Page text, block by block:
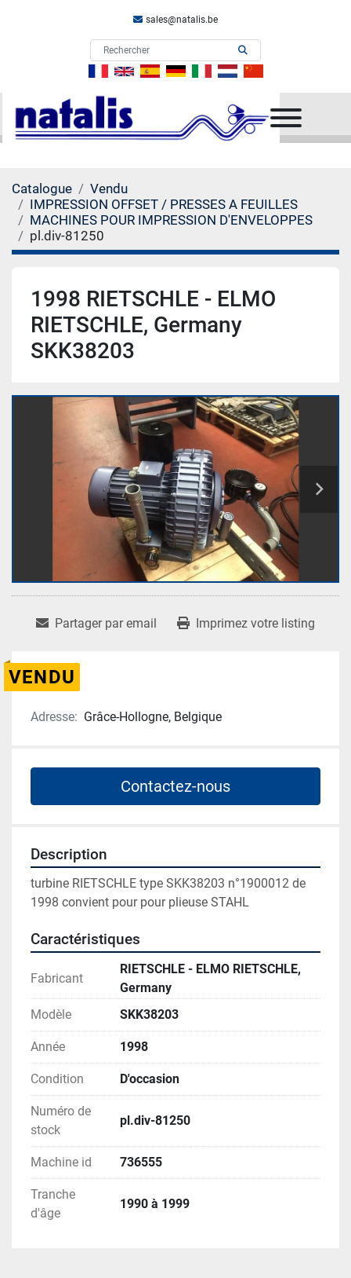
sales@natalis.be
Catalogue
Vendu
IMPRESSION OFFSET / PRESSES A FEUILLES
MACHINES POUR IMPRESSION D'ENVELOPPES
pl.div-81250
1998 RIETSCHLE - ELMO
RIETSCHLE, Germany
SKK38203
Partager par email Imprimez votre listing
VENDU
Adresse: Grâce-Hollogne, Belgique
Contactez-nous
Description
turbine RIETSCHLE type SKK38203 n°1900012 de
1998 convient pour pour plieuse STAHL
Caractéristiques
Fabricant
RIETSCHLE - ELMO RIETSCHLE,
Germany
Modèle
SKK38203
Année 1998
Condition D'occasion
Numéro de
stock
pl.div-81250
Machine id 736555
Tranche
d'âge
1990 à 1999